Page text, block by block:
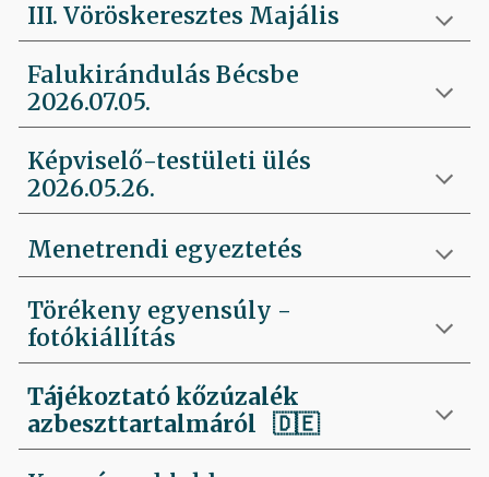
III. Vöröskeresztes Majális
Falukirándulás Bécsbe
2026.07.05.
Képviselő-testületi ülés
2026.05.26.
Menetrendi egyeztetés
Törékeny egyensúly -
fotókiállítás
Tájékoztató kőzúzalék
azbeszttartalmáról 🇩🇪